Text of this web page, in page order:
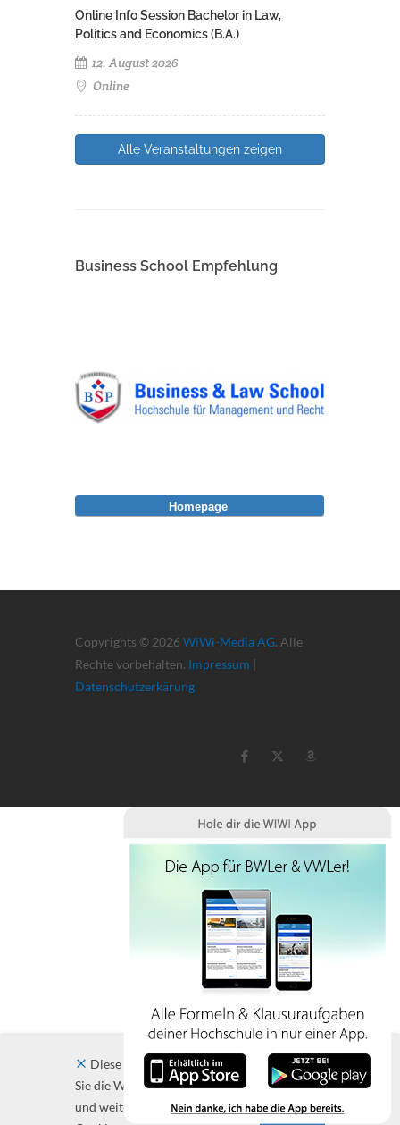
Online Info Session Bachelor in Law,
Politics and Economics (B.A.)
12. August 2026
Online
Alle Veranstaltungen zeigen
Business School Empfehlung
Copyrights © 2026 WiWi-Media AG. Alle
Rechte vorbehalten. Impressum |
Datenschutzerkärung
Diese Website verwendet Cookies. Indem
Sie die Website und ihre Angebote nutzen
und weiter navigieren, akzeptieren Sie diese
Homepage